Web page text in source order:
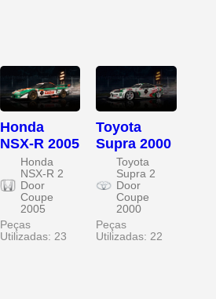
Honda
NSX-R 2005
Honda
NSX-R 2
Door
Coupe
2005
Peças
Utilizadas: 23
Toyota
Supra 2000
Toyota
Supra 2
Door
Coupe
2000
Peças
Utilizadas: 22